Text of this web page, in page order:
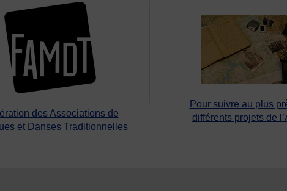
des Associations de
et Danses Traditionnelles
Pour suivre au plus
différents projets de